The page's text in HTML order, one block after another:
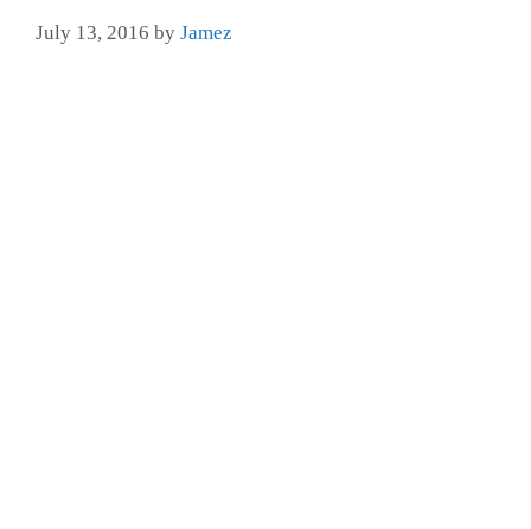
July 13, 2016 by Jamez